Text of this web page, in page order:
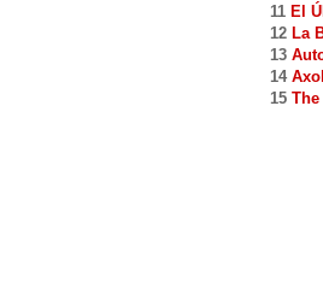
11 El
12 La
13
14
15